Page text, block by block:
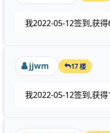
我2022-05-12签到,获
jjwm 17 楼
我2022-05-12签到,获